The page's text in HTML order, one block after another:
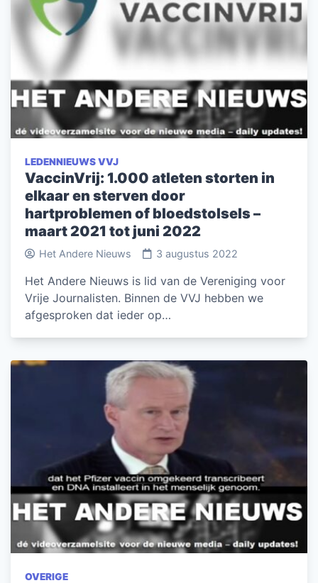
LEDENNIEUWS VVJ
VaccinVrij: 1.000 atleten storten in
elkaar en sterven door
hartproblemen of bloedstolsels –
maart 2021 tot juni 2022
Het Andere Nieuws 3 augustus 2022
Het Andere Nieuws is lid van de Vereniging voor
Vrije Journalisten. Binnen de VVJ hebben we
afgesproken dat ieder op…
OVERIGE